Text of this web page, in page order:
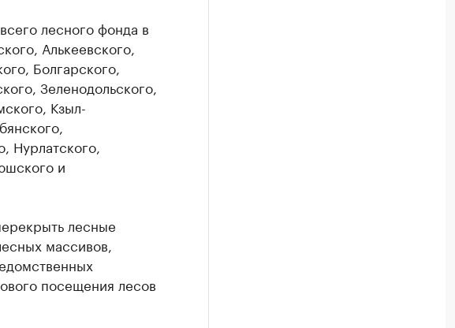
лесного фонда в
Алькеевского,
Болгарского,
Зеленодольского,
Кзыл-
Нурлатского,
и
лесные
массивов,
посещения лесов